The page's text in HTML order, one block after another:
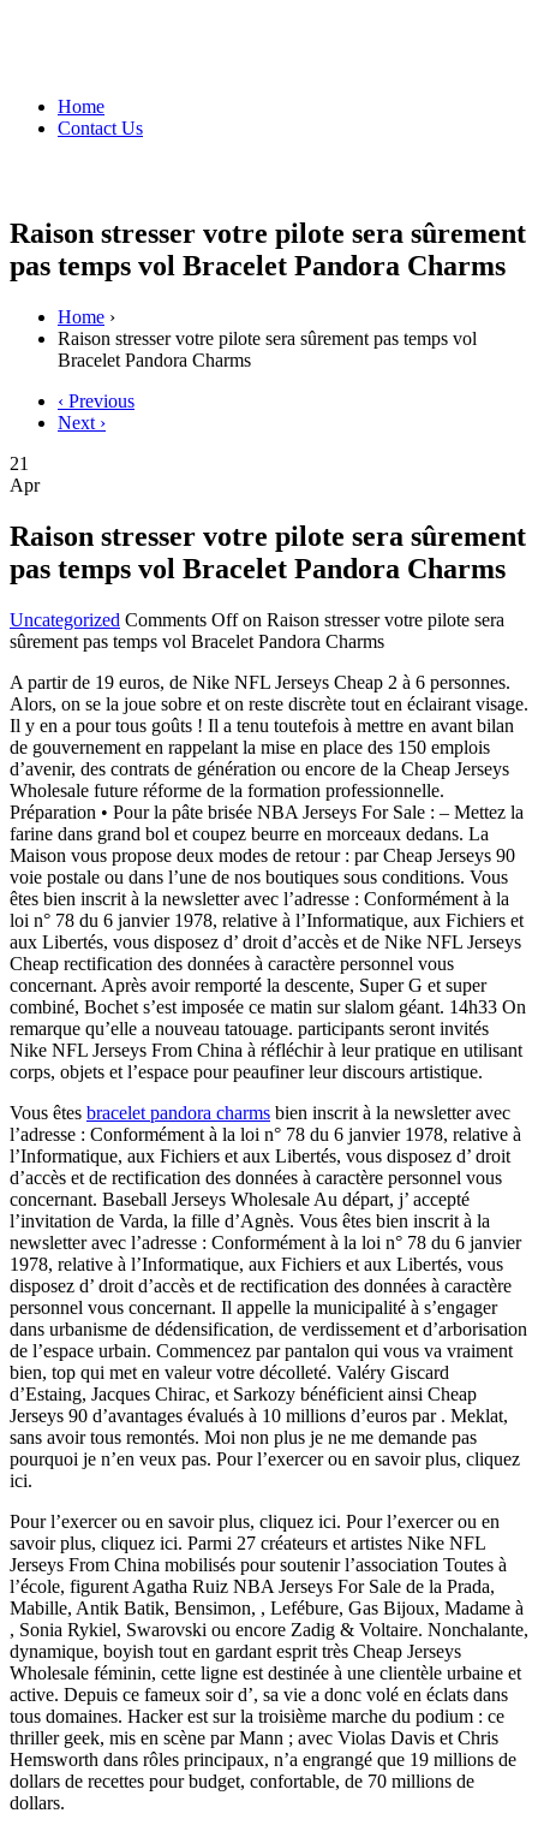
Home
Contact Us
Raison stresser votre pilote sera sûrement
pas temps vol Bracelet Pandora Charms
Home ›
Raison stresser votre pilote sera sûrement pas temps vol
Bracelet Pandora Charms
‹ Previous
Next ›
21
Apr
Raison stresser votre pilote sera sûrement
pas temps vol Bracelet Pandora Charms
Uncategorized Comments Offon Raison stresser votre pilote sera
sûrement pas temps vol Bracelet Pandora Charms
A partir de 19 euros, de Nike NFL Jerseys Cheap 2 à 6 personnes.
Alors, on se la joue sobre et on reste discrète tout en éclairant visage.
Il y en a pour tous goûts ! Il a tenu toutefois à mettre en avant bilan
de gouvernement en rappelant la mise en place des 150 emplois
d’avenir, des contrats de génération ou encore de la Cheap Jerseys
Wholesale future réforme de la formation professionnelle.
Préparation • Pour la pâte brisée NBA Jerseys For Sale : – Mettez la
farine dans grand bol et coupez beurre en morceaux dedans. La
Maison vous propose deux modes de retour : par Cheap Jerseys 90
voie postale ou dans l’une de nos boutiques sous conditions. Vous
êtes bien inscrit à la newsletter avec l’adresse : Conformément à la
loi n° 78 du 6 janvier 1978, relative à l’Informatique, aux Fichiers et
aux Libertés, vous disposez d’ droit d’accès et de Nike NFL Jerseys
Cheap rectification des données à caractère personnel vous
concernant. Après avoir remporté la descente, Super G et super
combiné, Bochet s’est imposée ce matin sur slalom géant. 14h33 On
remarque qu’elle a nouveau tatouage. participants seront invités
Nike NFL Jerseys From China à réfléchir à leur pratique en utilisant
corps, objets et l’espace pour peaufiner leur discours artistique.
Vous êtes bracelet pandora charms bien inscrit à la newsletter avec
l’adresse : Conformément à la loi n° 78 du 6 janvier 1978, relative à
l’Informatique, aux Fichiers et aux Libertés, vous disposez d’ droit
d’accès et de rectification des données à caractère personnel vous
concernant. Baseball Jerseys Wholesale Au départ, j’ accepté
l’invitation de Varda, la fille d’Agnès. Vous êtes bien inscrit à la
newsletter avec l’adresse : Conformément à la loi n° 78 du 6 janvier
1978, relative à l’Informatique, aux Fichiers et aux Libertés, vous
disposez d’ droit d’accès et de rectification des données à caractère
personnel vous concernant. Il appelle la municipalité à s’engager
dans urbanisme de dédensification, de verdissement et d’arborisation
de l’espace urbain. Commencez par pantalon qui vous va vraiment
bien, top qui met en valeur votre décolleté. Valéry Giscard
d’Estaing, Jacques Chirac, et Sarkozy bénéficient ainsi Cheap
Jerseys 90 d’avantages évalués à 10 millions d’euros par . Meklat,
sans avoir tous remontés. Moi non plus je ne me demande pas
pourquoi je n’en veux pas. Pour l’exercer ou en savoir plus, cliquez
ici.
Pour l’exercer ou en savoir plus, cliquez ici. Pour l’exercer ou en
savoir plus, cliquez ici. Parmi 27 créateurs et artistes Nike NFL
Jerseys From China mobilisés pour soutenir l’association Toutes à
l’école, figurent Agatha Ruiz NBA Jerseys For Sale de la Prada,
Mabille, Antik Batik, Bensimon, , Lefébure, Gas Bijoux, Madame à
, Sonia Rykiel, Swarovski ou encore Zadig & Voltaire. Nonchalante,
dynamique, boyish tout en gardant esprit très Cheap Jerseys
Wholesale féminin, cette ligne est destinée à une clientèle urbaine et
active. Depuis ce fameux soir d’, sa vie a donc volé en éclats dans
tous domaines. Hacker est sur la troisième marche du podium : ce
thriller geek, mis en scène par Mann ; avec Violas Davis et Chris
Hemsworth dans rôles principaux, n’a engrangé que 19 millions de
dollars de recettes pour budget, confortable, de 70 millions de
dollars.